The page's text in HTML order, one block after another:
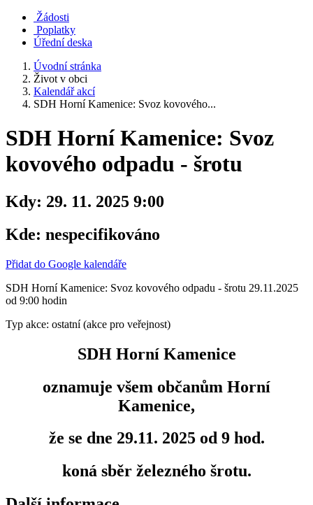
Žádosti
Poplatky
Úřední deska
Úvodní stránka
Život v obci
Kalendář akcí
SDH Horní Kamenice: Svoz kovového...
SDH Horní Kamenice: Svoz
kovového odpadu - šrotu
Kdy: 29. 11. 2025 9:00
Kde: nespecifikováno
Přidat do Google kalendáře
SDH Horní Kamenice: Svoz kovového odpadu - šrotu 29.11.2025
od 9:00 hodin
Typ akce: ostatní (akce pro veřejnost)
SDH Horní Kamenice
oznamuje všem občanům Horní
Kamenice,
že se dne 29.11. 2025 od 9 hod.
koná sběr železného šrotu.